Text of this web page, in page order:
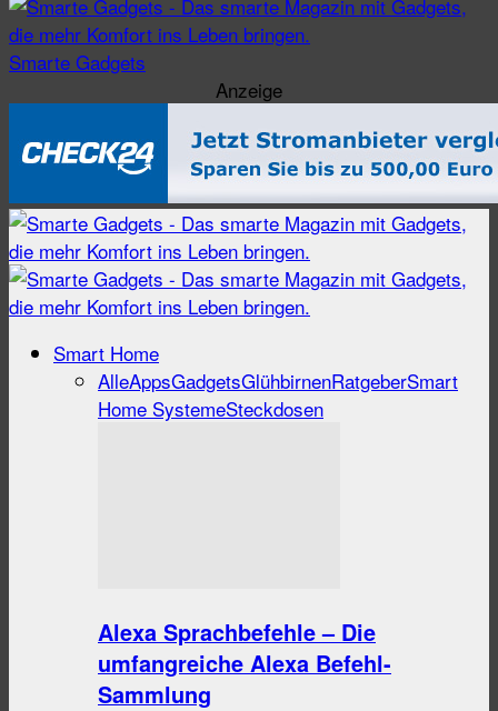
Smarte Gadgets
Anzeige
Smart Home
AlleAppsGadgetsGlühbirnenRatgeberSmart
Home SystemeSteckdosen
Alexa Sprachbefehle – Die
umfangreiche Alexa Befehl-
Sammlung